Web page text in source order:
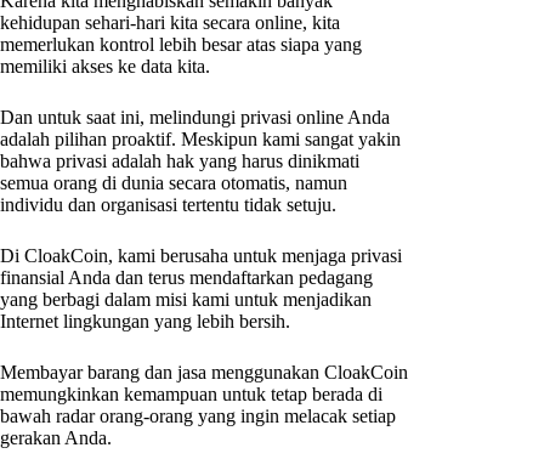
kehidupan sehari-hari kita secara online, kita
memerlukan kontrol lebih besar atas siapa yang
memiliki akses ke data kita.
Dan untuk saat ini, melindungi privasi online Anda
adalah pilihan proaktif. Meskipun kami sangat yakin
bahwa privasi adalah hak yang harus dinikmati
semua orang di dunia secara otomatis, namun
individu dan organisasi tertentu tidak setuju.
Di CloakCoin, kami berusaha untuk menjaga privasi
finansial Anda dan terus mendaftarkan pedagang
yang berbagi dalam misi kami untuk menjadikan
Internet lingkungan yang lebih bersih.
Membayar barang dan jasa menggunakan CloakCoin
memungkinkan kemampuan untuk tetap berada di
bawah radar orang-orang yang ingin melacak setiap
gerakan Anda.